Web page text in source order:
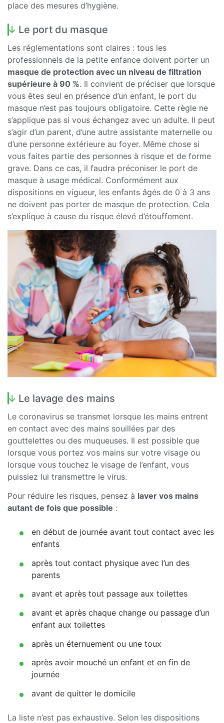
place des mesures d’hygiène.
Le port du masque
Les réglementations sont claires : tous les
professionnels de la petite enfance doivent porter un
masque de protection avec un niveau de filtration
supérieure à 90 %. Il convient de préciser que lorsque
vous êtes seul en présence d’un enfant, le port du
masque n’est pas toujours obligatoire. Cette règle ne
s’applique pas si vous échangez avec un adulte. Il peut
s’agir d’un parent, d’une autre assistante maternelle ou
d’une personne extérieure au foyer. Même chose si
vous faites partie des personnes à risque et de forme
grave. Dans ce cas, il faudra préconiser le port de
masque à usage médical. Conformément aux
dispositions en vigueur, les enfants âgés de 0 à 3 ans
ne doivent pas porter de masque de protection. Cela
s’explique à cause du risque élevé d’étouffement.
Le lavage des mains
Le coronavirus se transmet lorsque les mains entrent
en contact avec des mains souillées par des
gouttelettes ou des muqueuses. Il est possible que
lorsque vous portez vos mains sur votre visage ou
lorsque vous touchez le visage de l’enfant, vous
puissiez lui transmettre le virus.
Pour réduire les risques, pensez à laver vos mains
autant de fois que possible :
en début de journée avant tout contact avec les
enfants
après tout contact physique avec l’un des
parents
avant et après tout passage aux toilettes
avant et après chaque change ou passage d’un
enfant aux toilettes
après un éternuement ou une toux
après avoir mouché un enfant et en fin de
journée
avant de quitter le domicile
La liste n’est pas exhaustive. Selon les dispositions